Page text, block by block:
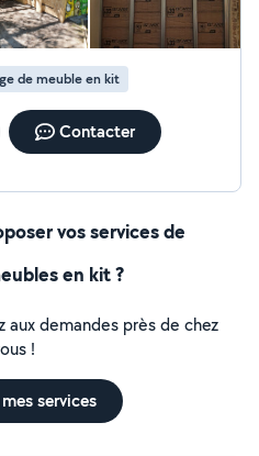
de meuble en kit
Contacter
vos services de
en kit ?
aux demandes près de chez
!
services